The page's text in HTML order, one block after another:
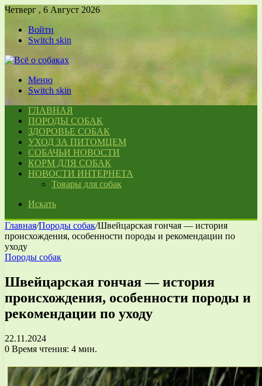
Четверг , 6 Август 2026
Войти
Switch skin
Меню
Switch skin
ГЛАВНАЯ
ПОРОДЫ СОБАК
ЗДОРОВЬЕ СОБАК
УХОД ЗА ПИТОМЦЕМ
СОБАЧЬИ НОВОСТИ
КОРМ ДЛЯ СОБАК
НОВОСТИ ИНТЕРНЕТА
Товары для собак
Искать
Главная/Породы собак/Швейцарская гончая — история
происхождения, особенности породы и рекомендации по
уходу
Породы собак
Швейцарская гончая — история
происхождения, особенности породы и
рекомендации по уходу
22.11.2024
0 Время чтения: 4 мин.